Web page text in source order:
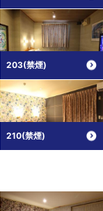
203(禁煙)
210(禁煙)